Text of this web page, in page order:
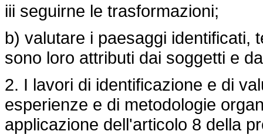
iii seguirne le trasformazioni;
b) valutare i paesaggi identificati,
sono loro attributi dai soggetti e
2. I lavori di identificazione e di
esperienze e di metodologie
applicazione dell'articolo 8 della